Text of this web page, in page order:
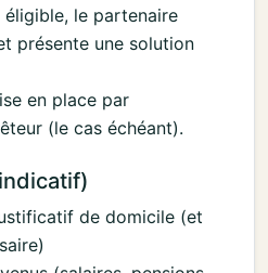
le partenaire
présente une solution
en place par
(le cas échéant).
de domicile (et